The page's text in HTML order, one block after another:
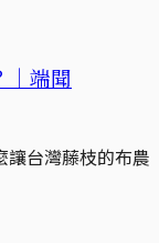
｜端聞
讓台灣藤枝的布農